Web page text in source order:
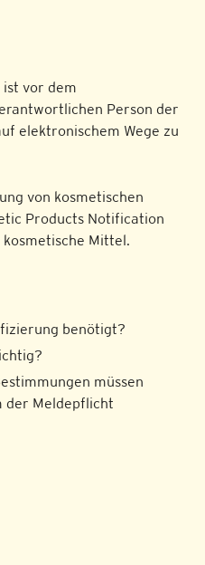
vor dem
Person der
elektronischem Wege zu
von kosmetischen
Products Notification
Mittel.
benötigt?
müssen
der Meldepflicht